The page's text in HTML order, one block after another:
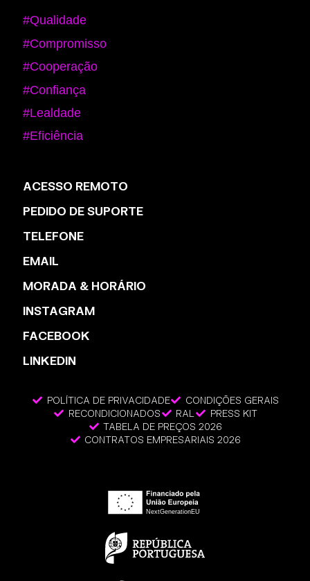
#Qualidade
#Compromisso
#Cooperação
#Confiança
#Lealdade
#Eficiência
ACESSO REMOTO
PEDIDO DE SUPORTE
TELEFONE
EMAIL
MORADA & HORÁRIO
INSTAGRAM
FACEBOOK
LINKEDIN
POLÍTICA DE PRIVACIDADE
CONDIÇÕES GERAIS
RECONDICIONADOS
RAL
PRESS KIT
TABELA DE PREÇOS 2026
CONTRATOS EMPRESARIAIS 2026